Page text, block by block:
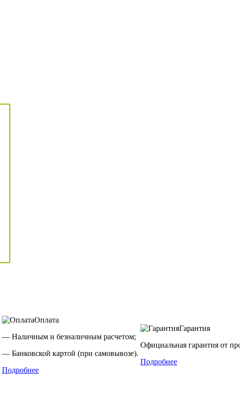
Оплата
— Наличным и безналичным расчетом;
— Банковской картой (при самовывозе).
Подробнее
Гарантия
Официальная гарантия от
Подробнее